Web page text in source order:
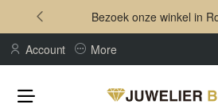
Bezoek onze winkel in
Account More